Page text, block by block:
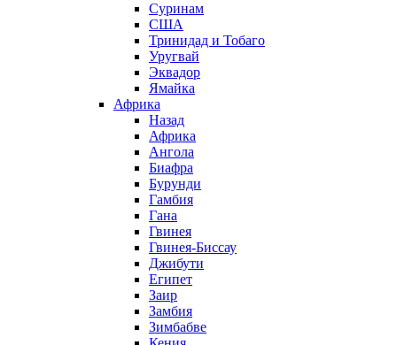
Суринам
США
Тринидад и Тобаго
Уругвай
Эквадор
Ямайка
Африка
Назад
Африка
Ангола
Биафра
Бурунди
Гамбия
Гана
Гвинея
Гвинея-Биссау
Джибути
Египет
Заир
Замбия
Зимбабве